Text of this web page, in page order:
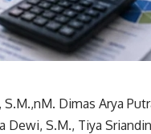
Dimas Arya
Dewi, S.M., Tiya